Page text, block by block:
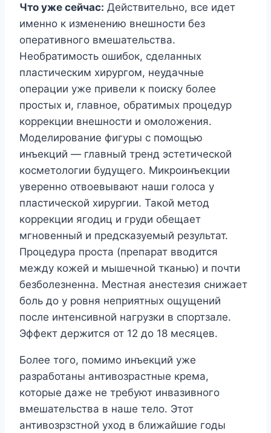
Что уже сейчас: Действительно, все идет
именно к изменению внешности без
оперативного вмешательства.
Необратимость ошибок, сделанных
пластическим хирургом, неудачные
операции уже привели к поиску более
простых и, главное, обратимых процедур
коррекции внешности и омоложения.
Моделирование фигуры с помощью
инъекций — главный тренд эстетической
косметологии будущего. Микроинъекции
уверенно отвоевывают наши голоса у
пластической хирургии. Такой метод
коррекции ягодиц и груди обещает
мгновенный и предсказуемый результат.
Процедура проста (препарат вводится
между кожей и мышечной тканью) и почти
безболезненна. Местная анестезия снижает
боль до у ровня неприятных ощущений
после интенсивной нагрузки в спортзале.
Эффект держится от 12 до 18 месяцев.
Более того, помимо инъекций уже
разработаны антивозрастные крема,
которые даже не требуют инвазивного
вмешательства в наше тело. Этот
антивозрзстной уход в ближайшие годы